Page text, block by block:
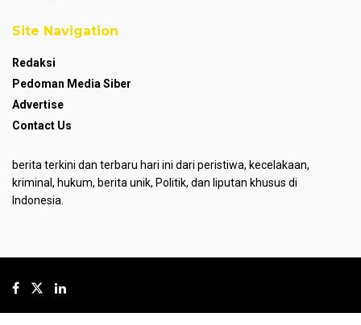
Site Navigation
Redaksi
Pedoman Media Siber
Advertise
Contact Us
berita terkini dan terbaru hari ini dari peristiwa, kecelakaan,
kriminal, hukum, berita unik, Politik, dan liputan khusus di
Indonesia.